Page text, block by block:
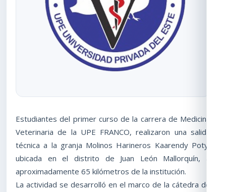
Estudiantes del primer curso de la carrera de Medicina
Veterinaria de la UPE FRANCO, realizaron una salida
técnica a la granja Molinos Harineros Kaarendy Poty,
ubicada en el distrito de Juan León Mallorquín, a
aproximadamente 65 kilómetros de la institución.
La actividad se desarrolló en el marco de la cátedra de